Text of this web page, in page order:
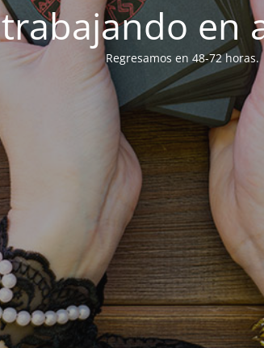
en
Regresamos en 48-72 horas.